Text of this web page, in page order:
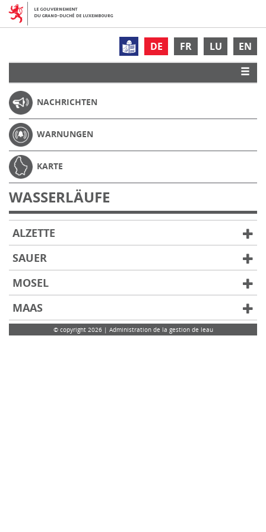
DE FR LU EN
NACHRICHTEN
WARNUNGEN
KARTE
WASSERLÄUFE
ALZETTE
SAUER
MOSEL
MAAS
© copyright 2026 | Administration de la gestion de leau